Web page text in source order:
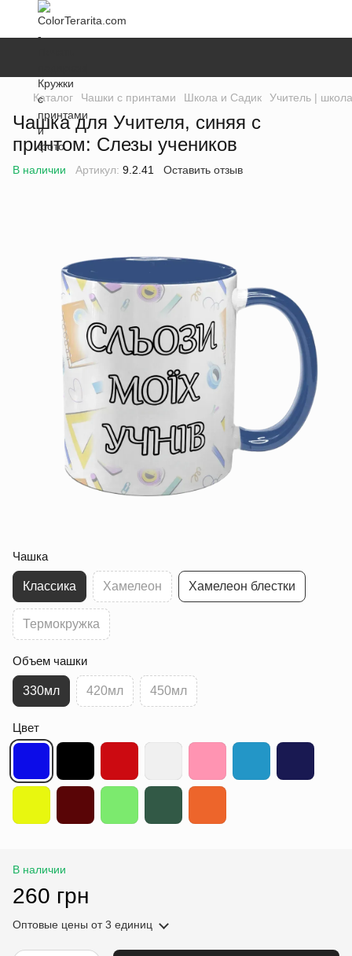
Каталог Чашки с принтами Школа и Садик Учитель | школа
Чашка для Учителя, синяя с
принтом: Слезы учеников
В наличии Артикул: 9.2.41 Оставить отзыв
Чашка
Классика Хамелеон Хамелеон блестки
Термокружка
Объем чашки
330мл 420мл 450мл
Цвет
В наличии
260 грн
Оптовые цены от 3 единиц